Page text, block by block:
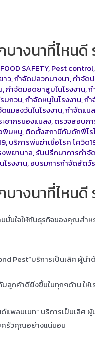
างนาที่ไหนดี
SAFETY,Pest control,
าว,กำจัดปลวกบางนา,กำจัด
,กำจัดมอดยาสูบในโรงงาน,ก
บกวน,กำจัดหนูในโรงงาน,กำ
แมลงวันในโรงงาน,กำจัดแม
ชากรของแมลง,ตรวจสอบก
พิษหนู,ติดตั้งสถานีกับดักฟีโร
,บริการพ่นฆ่าเชิ้อโรค โควิด
งพยาบาล,รับปรึกษาการกำจั
โรงงาน,อบรมการกำจัดสัตว์
างนาที่ไหนดี
มมั่นใจให้กับธุรกิจของคุณส
Pest”บริการเป็นเลิศ ผู้
ลูกค้าดียิ่งขึ้นในทุกๆด้าน ให้
ด์แพลนเนท” บริการเป็นเลิ
รัวคุณอย่างแน่นอน